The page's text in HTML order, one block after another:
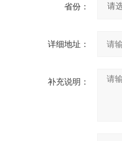
省份：
详细地址：
补充说明：